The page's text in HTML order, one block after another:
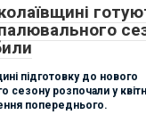
підготовку до нового
сезону розпочали у
попереднього.